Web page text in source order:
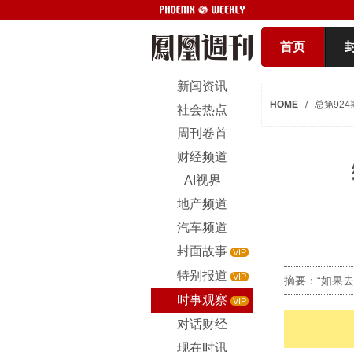
首页
新闻资讯
社会热点
周刊卷首
财经频道
AI视界
地产频道
汽车频道
封面故事 VIP
特别报道 VIP
时事观察 VIP
对话财经
现在时讯
HOME / 总第924
摘要：“如果